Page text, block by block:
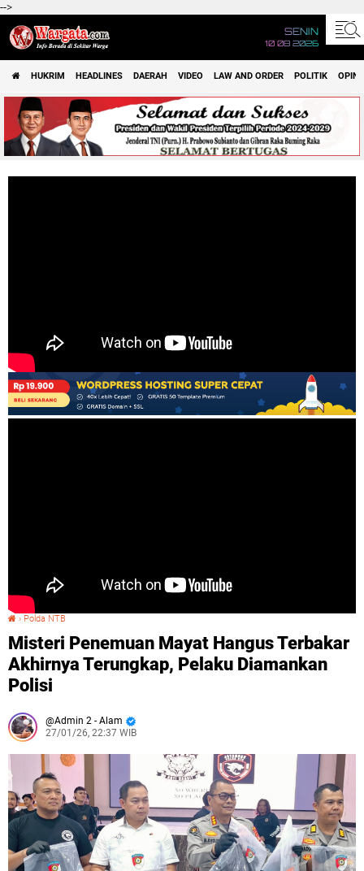
-->
SENIN
10 08 2026
HUKRIM HEADLINES DAERAH VIDEO LAW AND ORDER POLITIK OPINI
› Polda NTB
Misteri Penemuan Mayat Hangus Terbakar
Akhirnya Terungkap, Pelaku Diamankan
Polisi
Admin 2 - Alam
27/01/26, 22:37 WIB